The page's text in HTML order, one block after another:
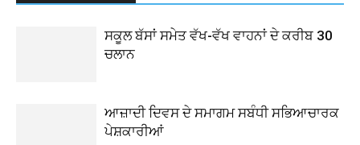
ਸਕੂਲ ਬੱਸਾਂ ਸਮੇਤ ਵੱਖ-ਵੱਖ ਵਾਹਨਾਂ ਦੇ ਕਰੀਬ 30
ਚਲਾਨ
ਆਜ਼ਾਦੀ ਦਿਵਸ ਦੇ ਸਮਾਗਮ ਸਬੰਧੀ ਸਭਿਆਚਾਰਕ
ਪੇਸ਼ਕਾਰੀਆਂ